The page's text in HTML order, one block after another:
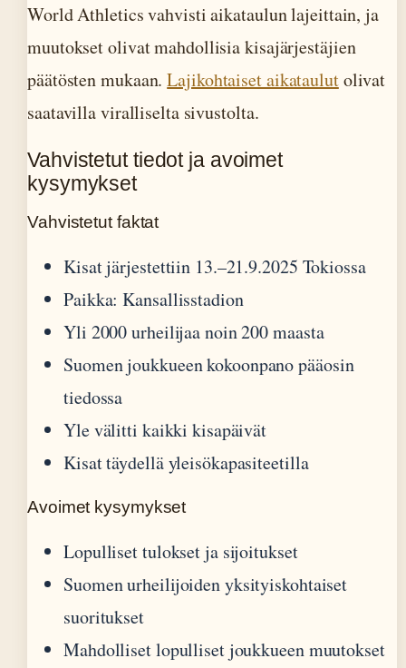
World Athletics vahvisti aikataulun lajeittain, ja
muutokset olivat mahdollisia kisajärjestäjien
päätösten mukaan.Lajikohtaiset aikataulutolivat
saatavilla viralliselta sivustolta.
Vahvistetut tiedot ja avoimet
kysymykset
Vahvistetut faktat
Kisat järjestettiin 13.–21.9.2025 Tokiossa
Paikka: Kansallisstadion
Yli 2000 urheilijaa noin 200 maasta
Suomen joukkueen kokoonpano pääosin
tiedossa
Yle välitti kaikki kisapäivät
Kisat täydellä yleisökapasiteetilla
Avoimet kysymykset
Lopulliset tulokset ja sijoitukset
Suomen urheilijoiden yksityiskohtaiset
suoritukset
Mahdolliset lopulliset joukkueen muutokset